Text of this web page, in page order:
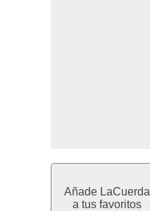
Añade LaCuerda
a tus favoritos